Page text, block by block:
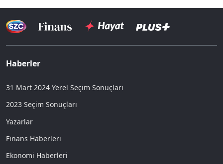
Haberler
31 Mart 2024 Yerel Seçim Sonuçları
2023 Seçim Sonuçları
Yazarlar
Finans Haberleri
Ekonomi Haberleri